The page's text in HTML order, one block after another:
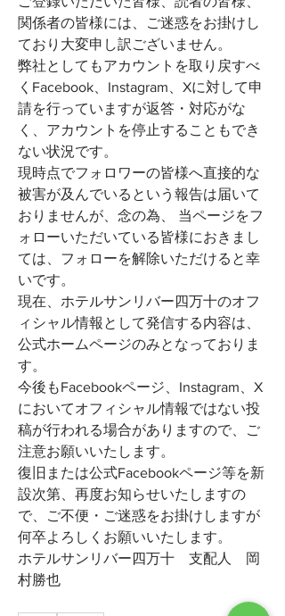
関係者の皆様には、ご迷惑をお掛けし
ており大変申し訳ございません。
弊社としてもアカウントを取り戻すべ
くFacebook、Instagram、Xに対して申
請を行っていますが返答・対応がな
く、アカウントを停止することもでき
ない状況です。
現時点でフォロワーの皆様へ直接的な
被害が及んでいるという報告は届いて
おりませんが、念の為、 当ページをフ
ォローいただいている皆様におきまし
ては、フォローを解除いただけると幸
いです。
現在、ホテルサンリバー四万十のオフ
ィシャル情報として発信する内容は、
公式ホームページのみとなっておりま
す。
今後もFacebookページ、Instagram、X
においてオフィシャル情報ではない投
稿が行われる場合がありますので、ご
注意お願いいたします。
復旧または公式Facebookページ等を新
設次第、再度お知らせいたしますの
で、ご不便・ご迷惑をお掛けしますが
何卒よろしくお願いいたします。
ホテルサンリバー四万十　支配人　岡
村勝也